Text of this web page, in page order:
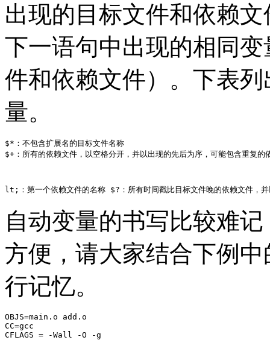
出现的目标文件和依赖
下一语句中出现的相同
件和依赖文件）。下表
量。
$*：不包含扩展名的目标文件名称
$+：所有的依赖文件，以空格分开，并以出现的先后为序，可能包含重复的
lt;：第一个依赖文件的名称 $?：所有时间戳比目标文件晚的依赖文件，
自动变量的书写比较难
方便，请大家结合下例
行记忆。
OBJS=main.o add.o
CC=gcc
CFLAGS = -Wall -O -g